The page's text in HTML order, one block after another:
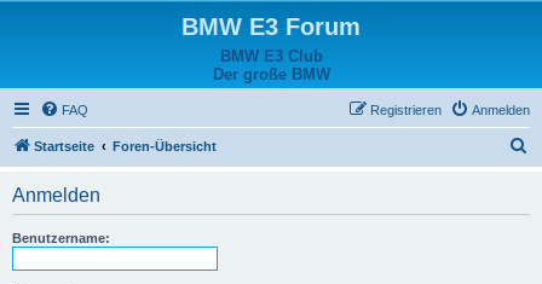
BMW E3 Forum
BMW E3 Club
Der große BMW
FAQ Anmelden
Registrieren
Startseite Foren-Übersicht
Anmelden
Benutzername: